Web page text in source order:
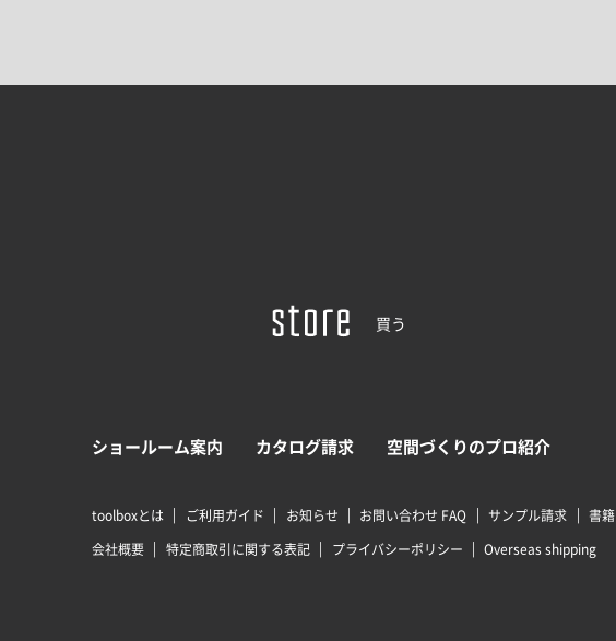
買う
ショールーム案内 カタログ請求 空間づくりのプロ紹介
toolboxとは ご利用ガイド お知らせ お問い合わせ FAQ サンプル請求 書籍
会社概要
特定商取引に関する表記 プライバシーポリシー Overseas shipping